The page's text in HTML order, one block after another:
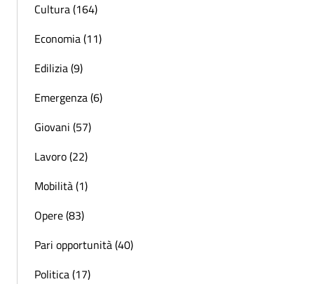
Cultura (164)
Economia (11)
Edilizia (9)
Emergenza (6)
Giovani (57)
Lavoro (22)
Mobilità (1)
Opere (83)
Pari opportunità (40)
Politica (17)